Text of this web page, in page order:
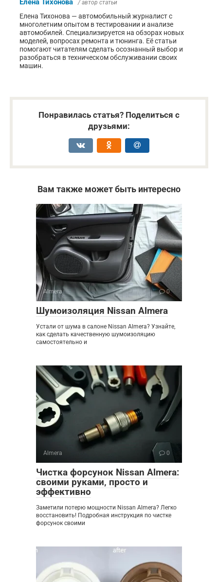
Елена Тихонова / автор статьи
Елена Тихонова — автомобильный журналист с
многолетним опытом в тестировании и анализе
автомобилей. Специализируется на обзорах новых
моделей, вопросах ремонта и тюнинга. Её статьи
помогают читателям сделать осознанный выбор и
разобраться в техническом обслуживании своих
машин.
Понравилась статья? Поделиться с
друзьями:
Вам также может быть интересно
Almera 0
Шумоизоляция Nissan Almera
Устали от шума в салоне Nissan Almera? Узнайте,
как сделать качественную шумоизоляцию
самостоятельно и
Almera 0
Чистка форсунок Nissan Almera:
своими руками‚ просто и
эффективно
Заметили потерю мощности Nissan Almera? Легко
восстановить! Подробная инструкция по чистке
форсунок своими